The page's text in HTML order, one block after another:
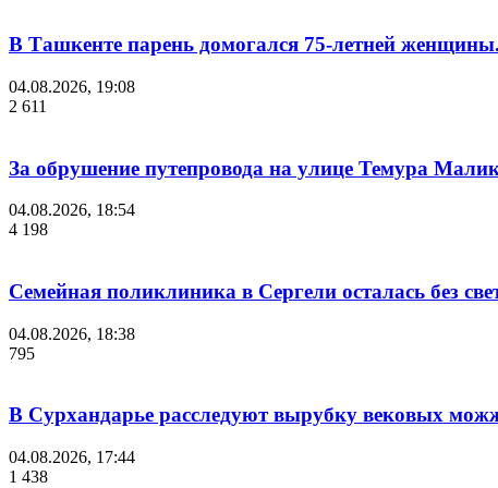
В Ташкенте парень домогался 75-летней
04.08.2026, 19:08
2 611
За обрушение путепровода на улице Темура
04.08.2026, 18:54
4 198
Семейная поликлиника в Сергели осталась без
04.08.2026, 18:38
795
В Сурхандарье расследуют вырубку вековых
04.08.2026, 17:44
1 438